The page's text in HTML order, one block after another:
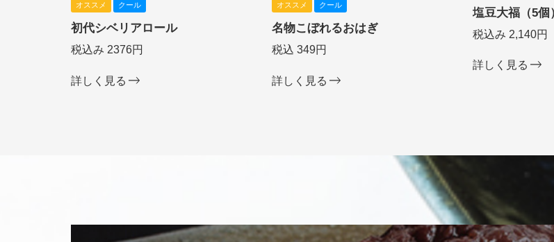
オススメ クール
初代シベリアロール
税込み 2376円
詳しく見る
オススメ クール
名物こぼれるおはぎ
税込 349円
詳しく見る
塩豆大福（5個
税込み 2,140円
詳しく見る